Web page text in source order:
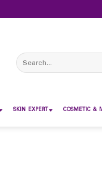
Search
for:
SKIN EXPERT COSMETIC &